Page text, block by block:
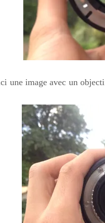
une image avec un